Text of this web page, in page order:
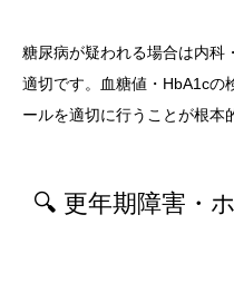
糖尿病が疑われる場合は内科
適切です。血糖値・HbA1cの
ールを適切に行うことが根本
🔍 更年期障害・